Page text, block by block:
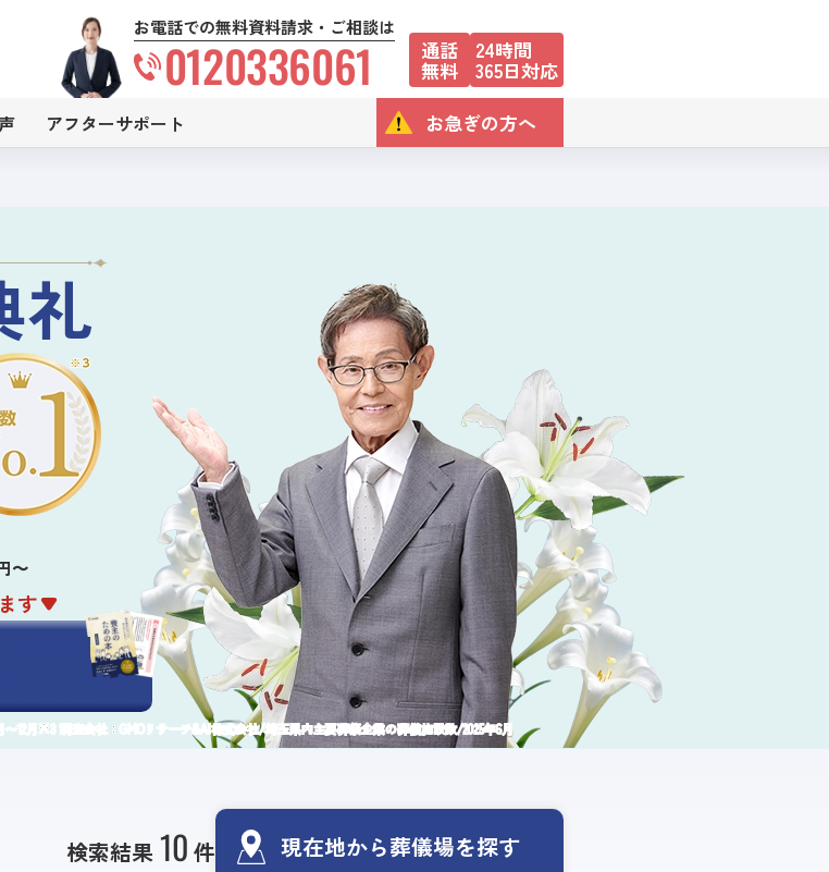
お電話での無料資料請求・ご相談は
0120336061 通話
無料
24時間
365日対応
アフターサポート お急ぎの方へ
礼
〜
す
割引
はこちら
12月 調査会社：GMOリサーチ&AI株式会社/埼玉県内主要葬祭企業の葬儀施設数/2025年6月
検索結果 10 件 現在地から葬儀場を探す